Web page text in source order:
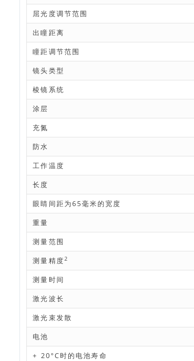
屈光度调节范围
出瞳距离
瞳距调节范围
镜头类型
棱镜系统
涂层
充氮
防水
工作温度
长度
眼睛间距为65毫米的宽度
重量
测量范围
测量精度2
测量时间
激光波长
激光束发散
电池
+ 20°C时的电池寿命